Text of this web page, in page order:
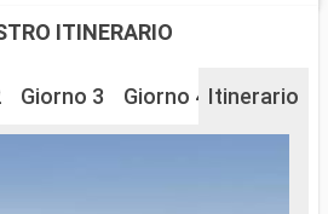
ITINERARIO
Giorno 3 Giorno 4 Giorno 5
Itinerario